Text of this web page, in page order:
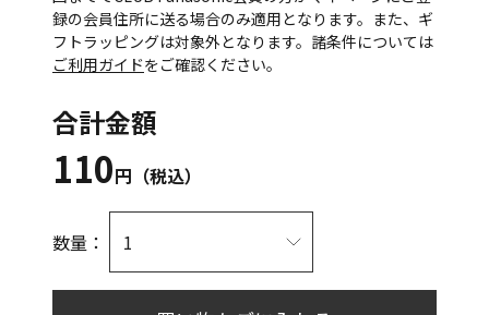
録の会員住所に送る場合のみ適用となります。また、ギ
フトラッピングは対象外となります。諸条件については
ご利用ガイドをご確認ください。
合計金額
110円（税込）
数量：